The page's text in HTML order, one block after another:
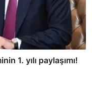
1. yılı paylaşımı!